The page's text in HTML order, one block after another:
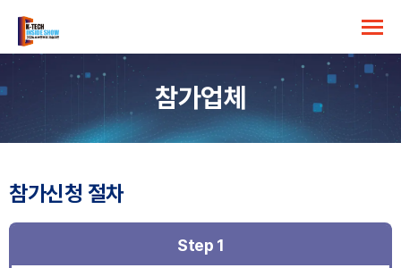
참가업체
참가신청 절차
Step 1